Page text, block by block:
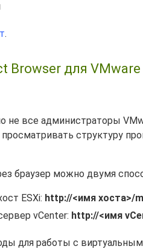
.
Browser для
не все администраторы
структуру
браузер можно двумя
ESXi: http://<имя хоста>/
vCenter: http://<имя
для работы с